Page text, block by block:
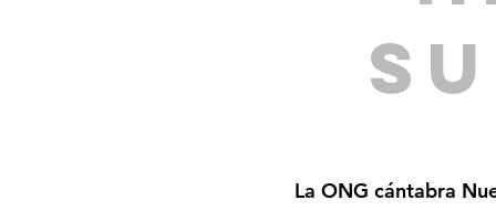
La ONG cántabra